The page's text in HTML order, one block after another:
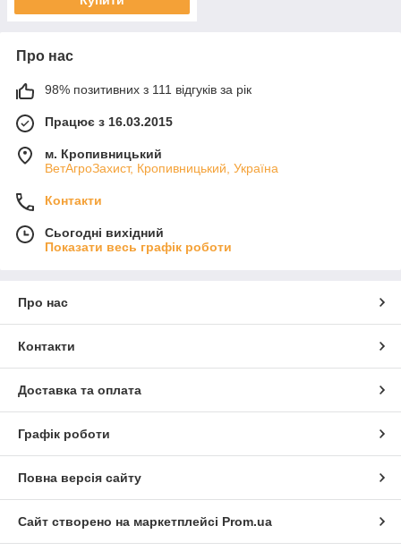
Про нас
98% позитивних з 111 відгуків за рік
Працює з 16.03.2015
м. Кропивницький
ВетАгроЗахист, Кропивницький, Україна
Контакти
Сьогодні вихідний
Показати весь графік роботи
Про нас
Контакти
Доставка та оплата
Графік роботи
Повна версія сайту
Сайт створено на маркетплейсі Prom.ua